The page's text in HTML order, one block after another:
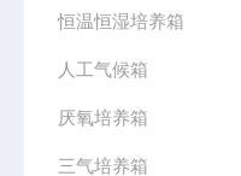
恒温恒湿培养箱
人工气候箱
厌氧培养箱
三气培养箱